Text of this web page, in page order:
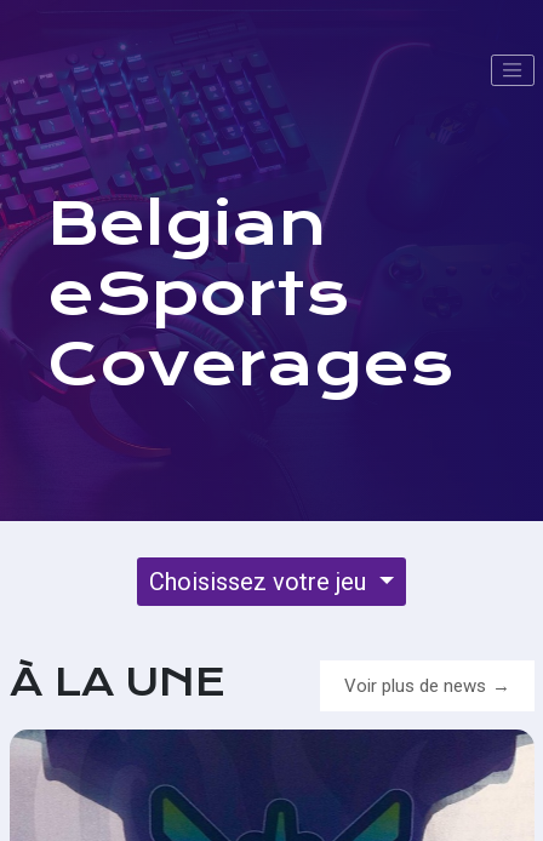
Belgian
eSports
Coverages
Choisissez votre jeu
À LA UNE Voir plus de news